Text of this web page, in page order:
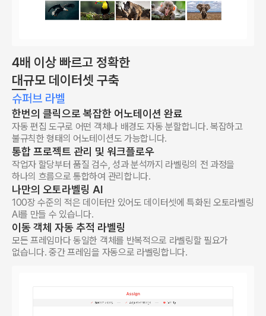
4배 이상 빠르고 정확한
대규모 데이터셋 구축
슈퍼브 라벨
한번의 클릭으로 복잡한 어노테이션 완료
자동 편집 도구로 어떤 객체나 배경도 자동 분할합니다. 복잡하고
불규칙한 형태의 어노테이션도 가능합니다.
통합 프로젝트 관리 및 워크플로우
작업자 할당부터 품질 검수, 성과 분석까지 라벨링의 전 과정을
하나의 흐름으로 통합하여 관리합니다.
나만의 오토라벨링 AI
100장 수준의 적은 데이터만 있어도 데이터셋에 특화된 오토라벨링
AI를 만들 수 있습니다.
이동 객체 자동 추적 라벨링
모든 프레임마다 동일한 객체를 반복적으로 라벨링할 필요가
없습니다. 중간 프레임을 자동으로 라벨링합니다.